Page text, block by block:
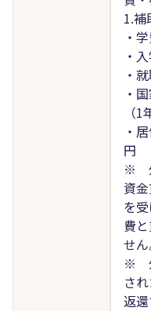
1.補
・
・
・
・
（1
・
円
※
資
を
費
せん
※
さ
返還